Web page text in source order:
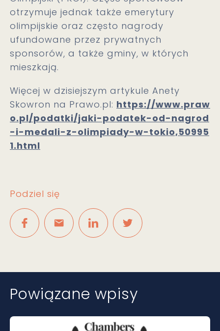
otrzymuje jednak także emerytury
olimpijskie oraz często nagrody
ufundowane przez prywatnych
sponsorów, a także gminy, w których
mieszkają.
Więcej w dzisiejszym artykule Anety
Skowron na Prawo.pl: https://www.praw
o.pl/podatki/jaki-podatek-od-nagrod
-i-medali-z-olimpiady-w-tokio,50995
1.html
Podziel się
Powiązane wpisy